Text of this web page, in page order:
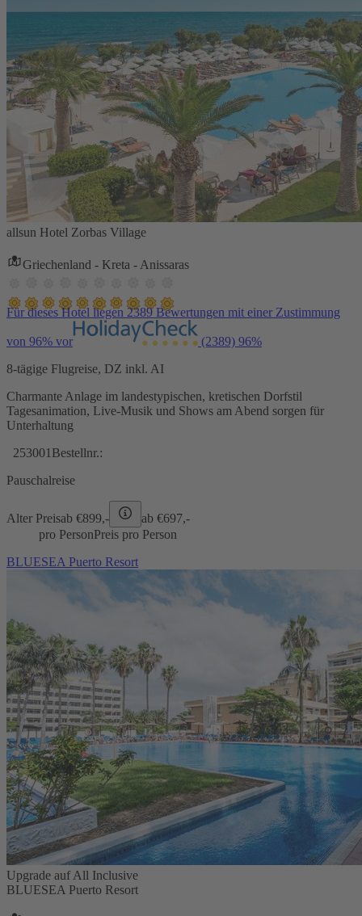
allsun Hotel Zorbas Village
Griechenland - Kreta - Anissaras
Für dieses Hotel liegen 2389 Bewertungen mit einer Zustimmung
von 96% vor (2389) 96%
8-tägige Flugreise, DZ inkl. AI
Charmante Anlage im landestypischen, kretischen Dorfstil
Tagesanimation, Live-Musik und Shows am Abend sorgen für
Unterhaltung
253001 Bestellnr.:
Pauschalreise
Alter Preisab €899,- ab €697,-
pro PersonPreis pro Person
BLUESEA Puerto Resort
Upgrade auf All Inclusive
BLUESEA Puerto Resort